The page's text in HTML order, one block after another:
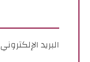
البريد الإلكتروني